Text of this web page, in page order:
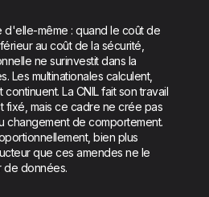
d'elle-même : quand le coût de
au coût de la sécurité,
ne surinvestit dans la
Les multinationales calculent,
La CNIL fait son travail
fixé, mais ce cadre ne crée pas
changement de comportement.
bien plus
que ces amendes ne le
de données.